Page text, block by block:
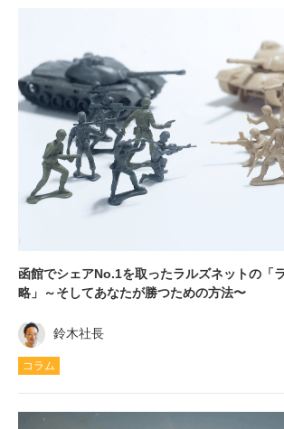
函館でシェアNo.1を取ったラルズネットの「
略」～そしてあなたが勝つための方法〜
鈴木社長
コラム